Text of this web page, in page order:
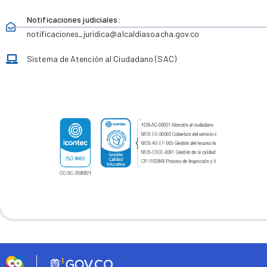
Notificaciones judiciales:
notificaciones_juridica@alcaldiasoacha.gov.co
Sistema de Atención al Ciudadano (SAC)